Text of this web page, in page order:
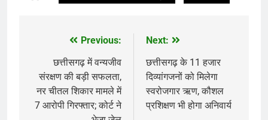
navigation
Previous:
छत्तीसगढ़ में वन्यजीव
संरक्षण की बड़ी सफलता,
नर चीतल शिकार मामले में
7 आरोपी गिरफ्तार; कोर्ट ने
Next:
छत्तीसगढ़ के 11 हजार
दिव्यांगजनों को मिलेगा
स्वरोजगार ऋण, कौशल
प्रशिक्षण भी होगा अनिवार्य